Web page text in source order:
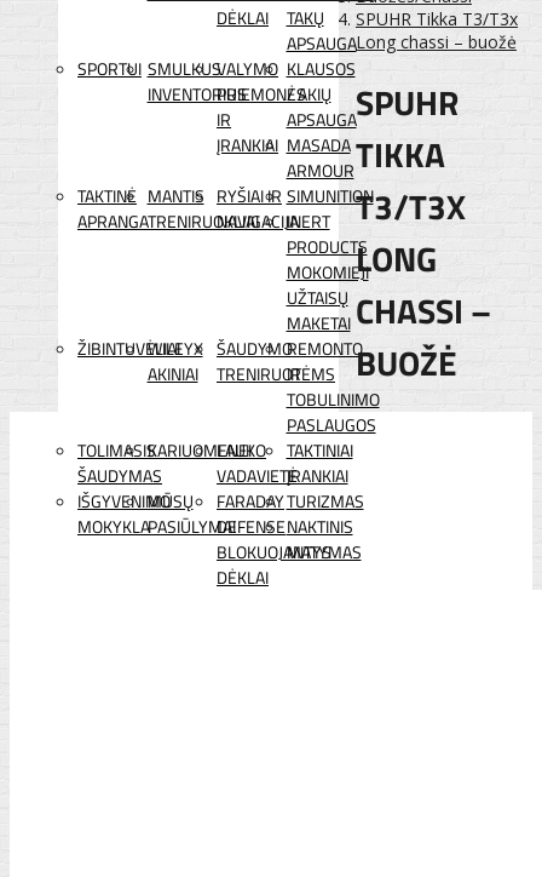
DĖKLAI
TAKŲ
APSAUGA
SPORTUI SMULKUS
INVENTORIUS
VALYMO
PRIEMONĖS
IR
ĮRANKIAI
KLAUSOS
/ AKIŲ
APSAUGA
MASADA
ARMOUR
TAKTINĖ
APRANGA
MANTIS
TRENIRUOKLIAI
RYŠIAI IR
NAVIGACIJA
SIMUNITION
INERT
PRODUCTS
MOKOMIEJI
UŽTAISŲ
MAKETAI
ŽIBINTUVĖLIAI
WILEYX
AKINIAI
ŠAUDYMO
TRENIRUOTĖMS
REMONTO
IR
TOBULINIMO
PASLAUGOS
TOLIMASIS
ŠAUDYMAS
KARIUOMENEI
LAUKO
VADAVIETĖ
TAKTINIAI
ĮRANKIAI
IŠGYVENIMO
MOKYKLA
MŪSŲ
PASIŪLYMAI
FARADAY
DEFENSE
BLOKUOJANTYS
DĖKLAI
TURIZMAS
NAKTINIS
MATYMAS
SPUHR Tikka T3/T3x
Long chassi – buožė
SPUHR
TIKKA
T3/T3X
LONG
CHASSI –
BUOŽĖ